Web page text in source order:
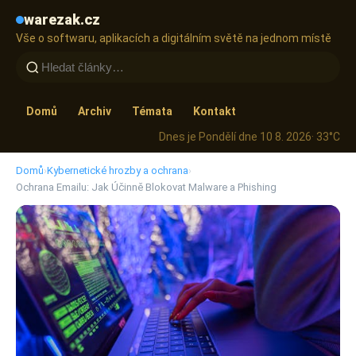
warezak.cz
Vše o softwaru, aplikacích a digitálním světě na jednom místě
Domů Archiv Témata
Kontakt
Dnes je Pondělí dne 10 8. 2026· 33°C
Domů›Kybernetické hrozby a ochrana›
Ochrana Emailu: Jak Účinně Blokovat Malware a Phishing